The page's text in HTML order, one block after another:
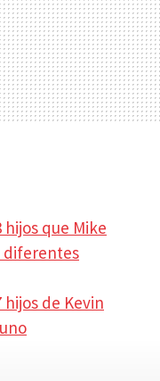
hijos que Mike
diferentes
hijos de Kevin